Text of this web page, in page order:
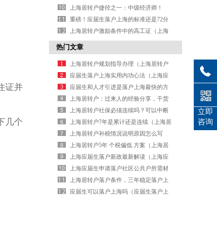
证并
几个
流程 上海）
上海居转户捷径之一：中级经济师！
（上海居转户中级经济师有用吗）
重磅！应届生落户上海的标准还是72分
（应届生落户上海政策达到落户标准）
上海居转户激励条件中的高工证（上海
居转户高级职称怎么评）
热门文章
上海居转户规划指导办理（上海居转户
新政解读）
应届生落户上海实用内功心法（上海应
届生落户政策 72分）
应届生和人才引进是落户上海最快的方
式（人才引进到上海）
上海居转户：过来人的经验分享，干货
来了（上海居转户流程经验贴）
上海居转户社保必须连续吗？可以中断
吗？（上海居转户社保能断吗）
上海居转户7年是累计还是连续（上海居
转户满7年就可以么？需要排队么）
上海居转户补税情况说明原因怎么写
（居转户补税承诺书）
上海居转户5年 个税偏低 方案（上海居
转户5年条件）
上海应届生落户新政最新解读（上海应
届生落户新规）
上海应届生申请落户社区公共户所需材
料一览（上海落户社区公共户申请书范
文）
上海居转户落户条件，三年稳定落户上
海！（上海居转户落户标准）
应届生可以落户上海吗（应届生落户上
立即
咨询